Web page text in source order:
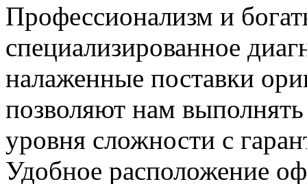
Профессионализм и
специализированное
налаженные поставки
позволяют нам
уровня сложности с
Удобное расположение